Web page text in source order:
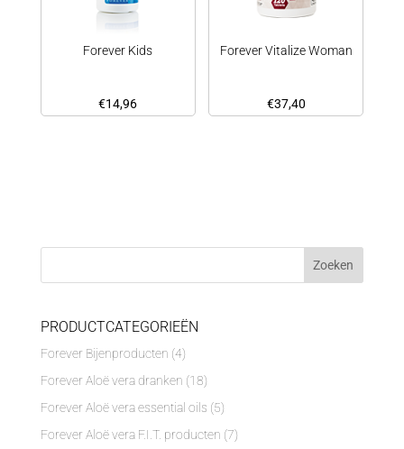
Forever Kids
€14,96
Forever Vitalize Woman
€37,40
PRODUCTCATEGORIEËN
Forever Bijenproducten (4)
Forever Aloë vera dranken (18)
Forever Aloë vera essential oils (5)
Forever Aloë vera F.I.T. producten (7)